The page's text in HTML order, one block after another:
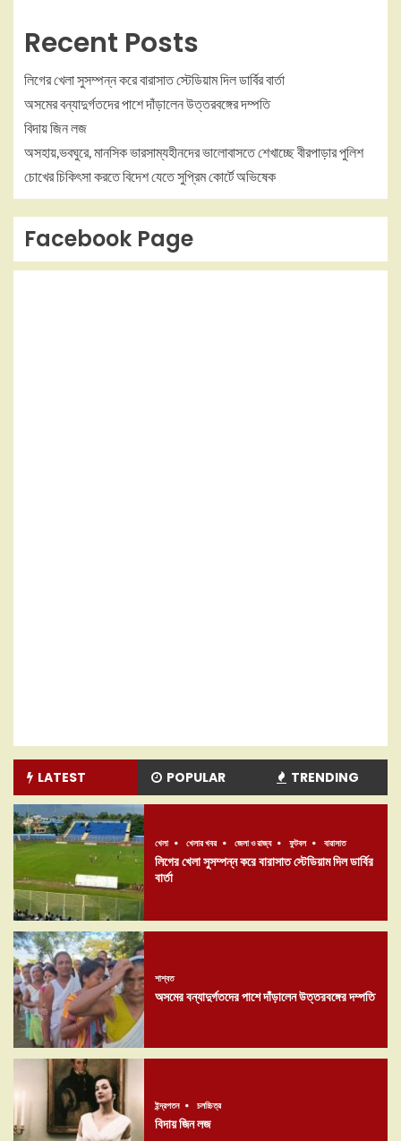
Recent Posts
লিগের খেলা সুসম্পন্ন করে বারাসাত স্টেডিয়াম দিল ডার্বির বার্তা
অসমের বন্যাদুর্গতদের পাশে দাঁড়ালেন উত্তরবঙ্গের দম্পতি
বিদায় জিন লজ
অসহায়,ভবঘুরে, মানসিক ভারসাম্যহীনদের ভালোবাসতে শেখাচ্ছে বীরপাড়ার পুলিশ
চোখের চিকিৎসা করতে বিদেশ যেতে সুপ্রিম কোর্টে অভিষেক
Facebook Page
LATEST POPULAR TRENDING
খেলা খেলার খবর জেলা ও রাজ্য ফুটবল বারাসাত
লিগের খেলা সুসম্পন্ন করে বারাসাত স্টেডিয়াম দিল ডার্বির
বার্তা
শাশ্বত
অসমের বন্যাদুর্গতদের পাশে দাঁড়ালেন উত্তরবঙ্গের দম্পতি
ইন্দ্রপতন চলচ্চিত্র
বিদায় জিন লজ